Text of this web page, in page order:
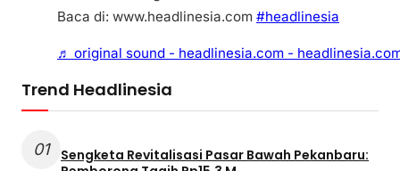
Baca di: www.headlinesia.com #headlinesia
♬ original sound - headlinesia.com -
Trend Headlinesia
01
Sengketa Revitalisasi Pasar Bawah Pekanbaru: